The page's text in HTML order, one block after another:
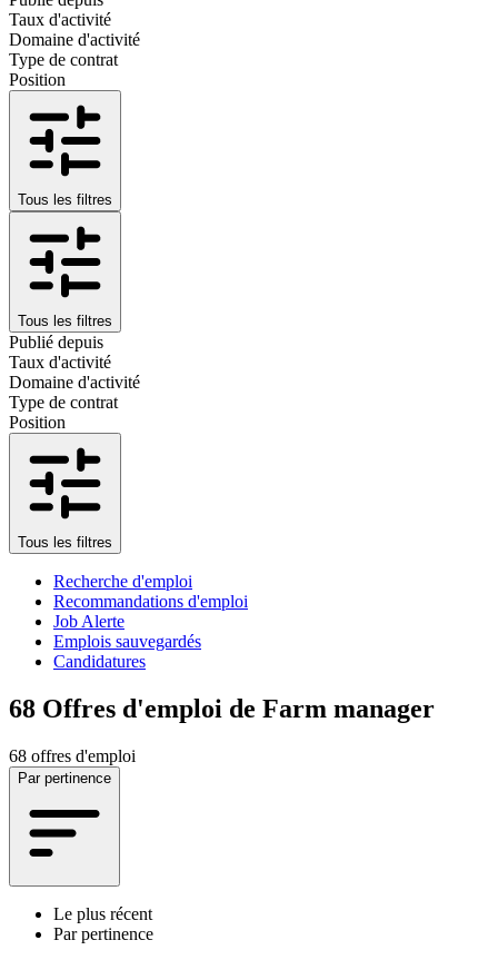
Taux d'activité
Domaine d'activité
Type de contrat
Position
Tous les filtres
Tous les filtres
Publié depuis
Taux d'activité
Domaine d'activité
Type de contrat
Position
Tous les filtres
Recherche d'emploi
Recommandations d'emploi
Job Alerte
Emplois sauvegardés
Candidatures
68 Offres d'emploi de Farm manager
68 offres d'emploi
Par pertinence
Le plus récent
Par pertinence